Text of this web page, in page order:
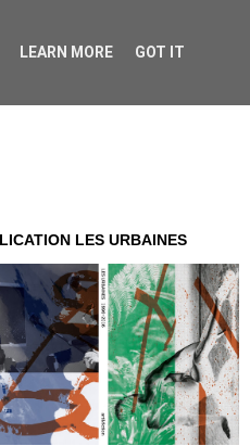
LES URBAINES
LEARN MORE GOT IT